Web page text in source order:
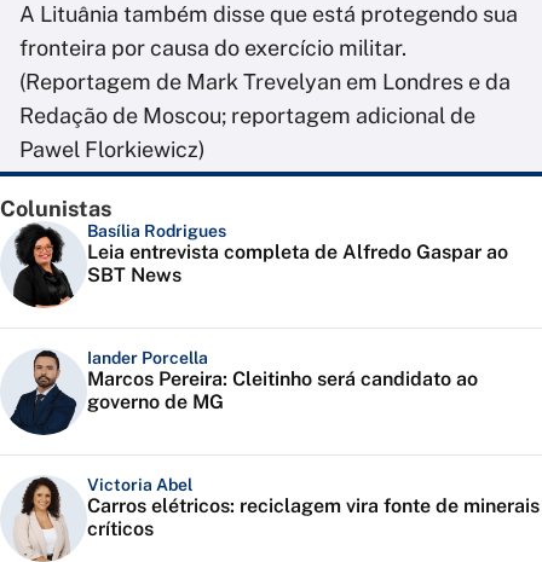
A Lituânia também disse que está protegendo sua
fronteira por causa do exercício militar.
(Reportagem de Mark Trevelyan em Londres e da
Redação de Moscou; reportagem adicional de
Pawel Florkiewicz)
Colunistas
Basília Rodrigues
Leia entrevista completa de Alfredo Gaspar ao
SBT News
Iander Porcella
Marcos Pereira: Cleitinho será candidato ao
governo de MG
Victoria Abel
Carros elétricos: reciclagem vira fonte de minerais
críticos